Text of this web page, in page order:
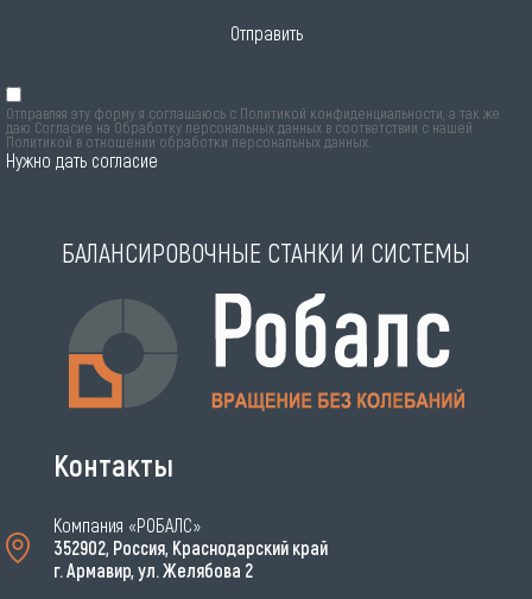
Отправить
Отправляя эту форму я соглашаюсь с Политикой конфиденциальности , а так же
даю Согласие на Обработку персональных данных в соответствии с нашей
Политикой в отношении обработки персональных данных
Нужно дать согласие
БАЛАНСИРОВОЧНЫЕ СТАНКИ И СИСТЕМЫ
Контакты
Компания «РОБАЛС»
352902, Россия, Краснодарский край
г. Армавир, ул. Желябова 2